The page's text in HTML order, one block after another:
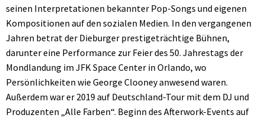
seinen Interpretationen bekannter Pop-Songs und eigenen
Kompositionen auf den sozialen Medien. In den vergangenen
Jahren betrat der Dieburger prestigeträchtige Bühnen,
darunter eine Performance zur Feier des 50. Jahrestags der
Mondlandung im JFK Space Center in Orlando, wo
Persönlichkeiten wie George Clooney anwesend waren.
Außerdem war er 2019 auf Deutschland-Tour mit dem DJ und
Produzenten „Alle Farben“. Beginn des Afterwork-Events auf